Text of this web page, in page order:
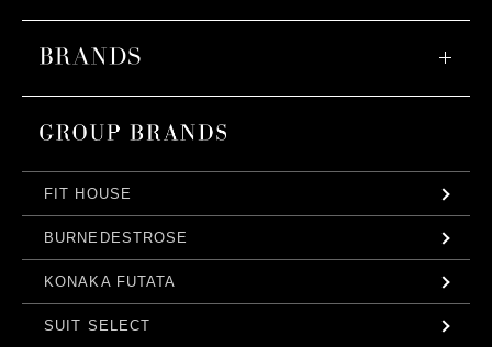
FIT HOUSE
BURNEDESTROSE
KONAKA FUTATA
SUIT SELECT